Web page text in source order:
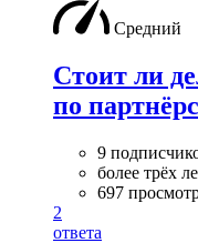
Средний
Стоит ли
по
9
более трёх
697
2
ответа